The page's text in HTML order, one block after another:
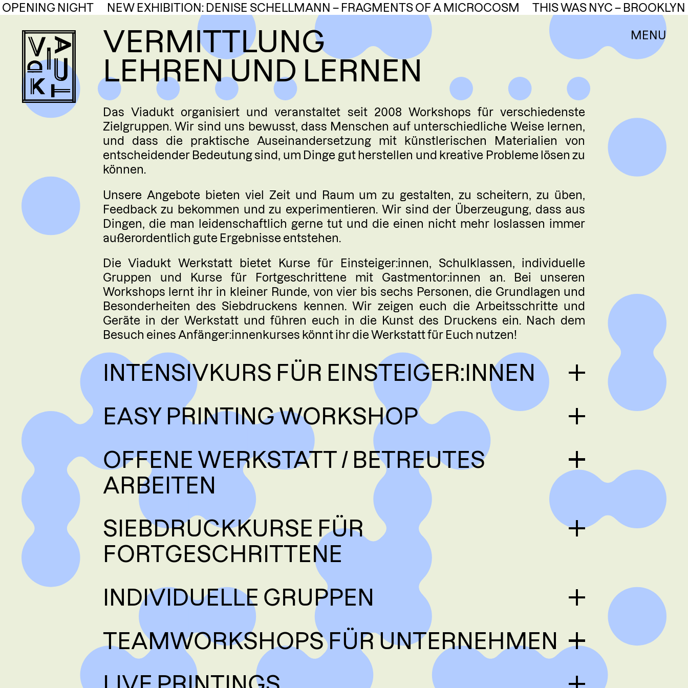
Skip
contentVIADUKT
ÜBER UNS
AKTUELLES
WERKSTATTNUTZUNG
WORKSHOPS
RESIDENCY & VOLONTARIAT
KÜNSTLER:INNEN
SHOP – EDITIONEN
MITGLIEDSCHAFT
KONTAKT
MENU
NIGHT NEW EXHIBITION: DENISE SCHELLMANN – FRAGMENTS OF A MICROCOSM THIS WAS NYC – BROOKLYN
VERMITTLUNG
LEHREN UND LERNEN
Das Viadukt organisiert und veranstaltet seit 2008 Workshops für verschiedenste
Zielgruppen. Wir sind uns bewusst, dass Menschen auf unterschiedliche Weise lernen,
und dass die praktische Auseinandersetzung mit künstlerischen Materialien von
entscheidender Bedeutung sind, um Dinge gut herstellen und kreative Probleme lösen zu
können.
Unsere Angebote bieten viel Zeit und Raum um zu gestalten, zu scheitern, zu üben,
Feedback zu bekommen und zu experimentieren. Wir sind der Überzeugung, dass aus
Dingen, die man leidenschaftlich gerne tut und die einen nicht mehr loslassen immer
außerordentlich gute Ergebnisse entstehen.
Die Viadukt Werkstatt bietet Kurse für Einsteiger:innen, Schulklassen, individuelle
Gruppen und Kurse für Fortgeschrittene mit Gastmentor:innen an. Bei unseren
Workshops lernt ihr in kleiner Runde, von vier bis sechs Personen, die Grundlagen und
Besonderheiten des Siebdruckens kennen. Wir zeigen euch die Arbeitsschritte und
Geräte in der Werkstatt und führen euch in die Kunst des Druckens ein. Nach dem
Besuch eines Anfänger:innenkurses könnt ihr die Werkstatt für Euch nutzen!
INTENSIVKURS FÜR EINSTEIGER:INNEN
EASY PRINTING WORKSHOP
OFFENE WERKSTATT / BETREUTES
ARBEITEN
SIEBDRUCKKURSE FÜR
FORTGESCHRITTENE
INDIVIDUELLE GRUPPEN
TEAMWORKSHOPS FÜR UNTERNEHMEN